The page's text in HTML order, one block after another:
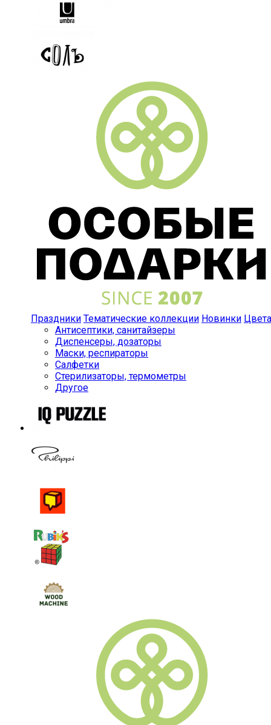
Праздники Тематические коллекции Новинки Цвета
Антисептики, санитайзеры
Диспенсеры, дозаторы
Маски, респираторы
Салфетки
Стерилизаторы, термометры
Другое